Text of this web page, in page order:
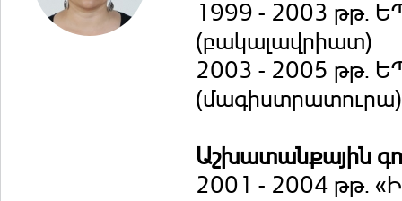
1999 - 2003 թթ.
(բակալավրիատ)
2003 - 2005 թթ.
(մագիստրատուրա)
Աշխատանքային
2001 - 2004 թթ.